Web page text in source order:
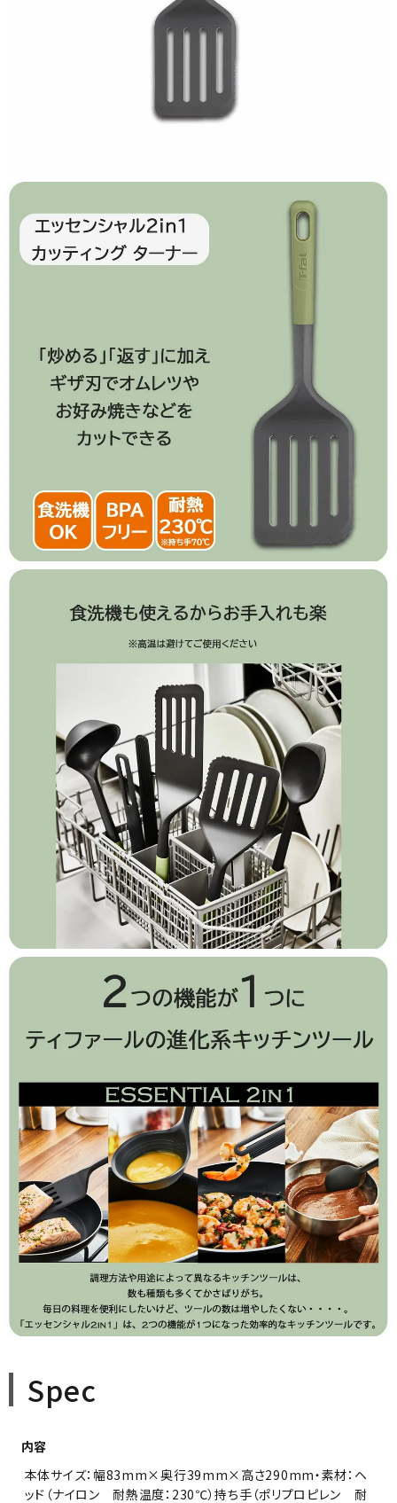
Spec
内容
本体サイズ：幅83mm×奥行39mm×高さ290mm・素材：ヘ
ッド（ナイロン 耐熱温度：230℃）持ち手（ポリプロピレン 耐